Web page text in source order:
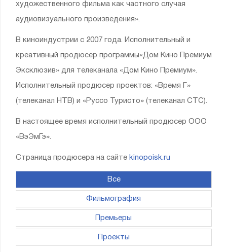
художественного фильма как частного случая
аудиовизуального произведения».
В киноиндустрии с 2007 года. Исполнительный и
креативный продюсер программы«Дом Кино Премиум
Эксклюзив» для телеканала «Дом Кино Премиум».
Исполнительный продюсер проектов: «Время Г»
(телеканал НТВ) и «Руссо Туристо» (телеканал СТС).
В настоящее время исполнительный продюсер ООО
«ВэЭмГэ».
Страница продюсера на сайте kinopoisk.ru
Все
Фильмография
Премьеры
Проекты